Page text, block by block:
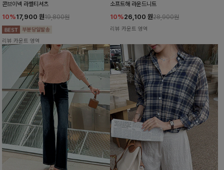
콘브이넥 라벨티셔츠
10%17,900 원19,800원
리뷰 카운트 영역
소프트해 라운드니트
10%26,100 원28,900원
리뷰 카운트 영역